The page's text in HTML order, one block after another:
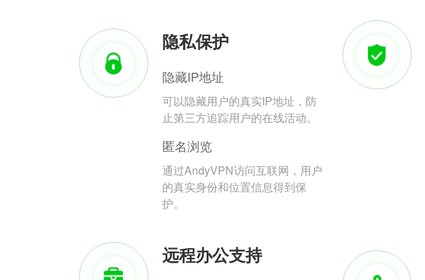
隐私保护
隐藏IP地址
可以隐藏用户的真实IP地址，防
止第三方追踪用户的在线活动。
匿名浏览
通过AndyVPN访问互联网，用户
的真实身份和位置信息得到保
护。
远程办公支持